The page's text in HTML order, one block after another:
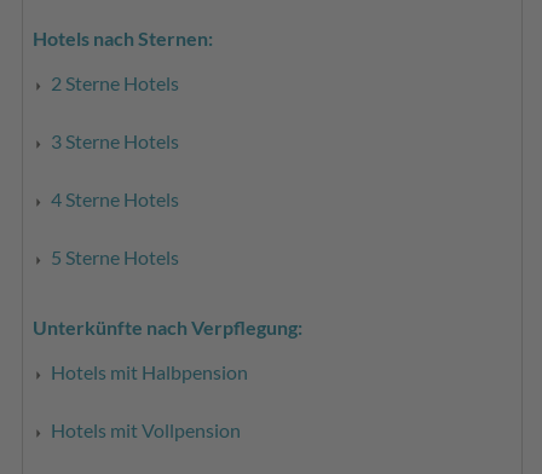
Hotels nach Sternen:
2 Sterne Hotels
3 Sterne Hotels
4 Sterne Hotels
5 Sterne Hotels
Unterkünfte nach Verpflegung:
Hotels mit Halbpension
Hotels mit Vollpension